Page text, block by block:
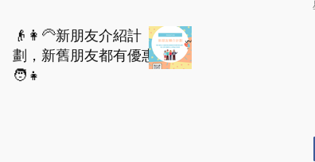
👴👩‍🦳新朋友介紹計
劃，新舊朋友都有優惠
🧑👧